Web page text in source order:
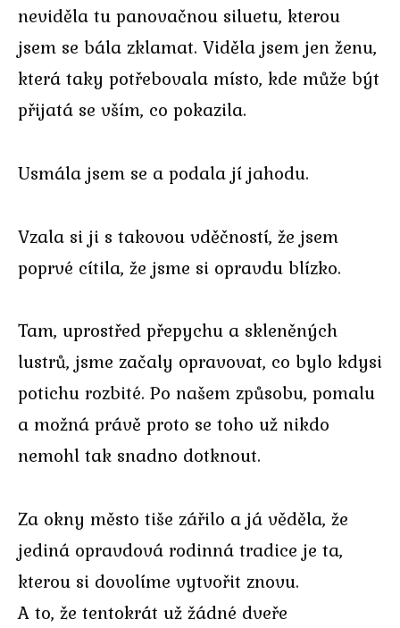
neviděla tu panovačnou siluetu, kterou
jsem se bála zklamat. Viděla jsem jen ženu,
která taky potřebovala místo, kde může být
přijatá se vším, co pokazila.
Usmála jsem se a podala jí jahodu.
Vzala si ji s takovou vděčností, že jsem
poprvé cítila, že jsme si opravdu blízko.
Tam, uprostřed přepychu a skleněných
lustrů, jsme začaly opravovat, co bylo kdysi
potichu rozbité. Po našem způsobu, pomalu
a možná právě proto se toho už nikdo
nemohl tak snadno dotknout.
Za okny město tiše zářilo a já věděla, že
jediná opravdová rodinná tradice je ta,
kterou si dovolíme vytvořit znovu.
A to, že tentokrát už žádné dveře